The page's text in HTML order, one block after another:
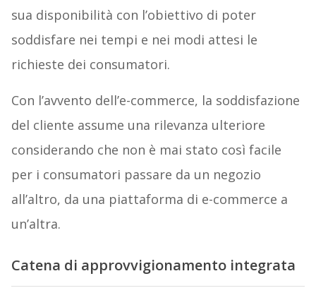
sua disponibilità con l’obiettivo di poter
soddisfare nei tempi e nei modi attesi le
richieste dei consumatori.
Con l’avvento dell’e-commerce, la soddisfazione
del cliente assume una rilevanza ulteriore
considerando che non è mai stato così facile
per i consumatori passare da un negozio
all’altro, da una piattaforma di e-commerce a
un’altra.
Catena di approvvigionamento integrata